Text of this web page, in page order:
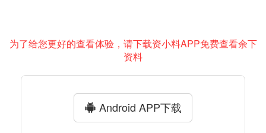
为了给您更好的查看体验，请下载资小料APP免费查看余下
资料
Android APP下载